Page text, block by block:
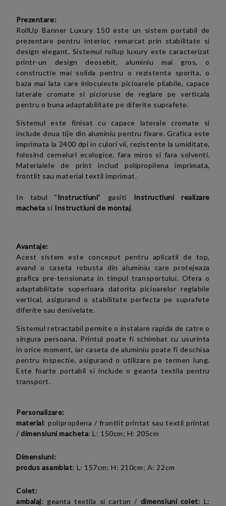
Prezentare:
RollUp Banner Luxury 150 este un sistem portabil de
prezentare pentru interior, remarcat prin stabilitate si
design elegant. Sistemul rollup luxury este caracterizat
printr-un design deosebit, aluminiu mai gros, o
constructie mai solida pentru o rezistenta sporita, o
baza mai lata care inlocuieste picioarele pliabile, capace
laterale cromate si picioruse de reglare pe verticala
pentru o buna adaptabilitate pe diferite suprafete.
Sistemul este finisat cu capace laterale cromate si
include doua tije din aluminiu pentru fixare. Grafica este
imprimata la 2400 dpi in culori vii, rezistente la umiditate,
folosind cerneluri ecologice, fara miros si fara solventi.
Materialele de print includ polipropilena imprimata,
frontlit sau material textil imprimat.
In tabul "Instructiuni" gasiti Instructiuni realizare
macheta si Instructiuni de montaj.
Avantaje:
Acest sistem este conceput pentru aplicatii de top,
avand o caseta robusta din aluminiu care protejeaza
grafica pre-tensionata in timpul transportului. Ofera o
adaptabilitate superioara datorita picioarelor reglabile
vertical, asigurand o stabilitate perfecta pe suprafete
diferite sau denivelate.
Sistemul retractabil permite o instalare rapida de catre o
singura persoana. Printul poate fi schimbat cu usurinta
in orice moment, iar caseta de aluminiu poate fi deschisa
pentru inspectie, asigurand o utilizare pe termen lung.
Este foarte portabil si include o geanta textila pentru
transport.
Personalizare:
material:polipropilena / frontlit printat sau textil printat
/dimensiuni macheta: L: 150cm; H: 205cm
Dimensiuni:
produs asamblat: L: 157cm; H: 210cm; A: 22cm
Colet:
ambalaj: geanta textila si carton / dimensiuni colet: L: